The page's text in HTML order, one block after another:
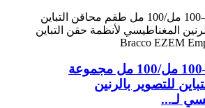
017356–100 مل/100 مل مجموعة
للتصوير بالرنين
لـ...